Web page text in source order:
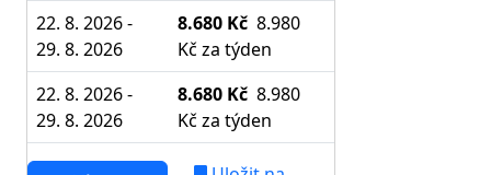
22. 8. 2026 -
29. 8. 2026
8.680 Kč 8.980
Kč za týden
22. 8. 2026 -
29. 8. 2026
8.680 Kč 8.980
Kč za týden